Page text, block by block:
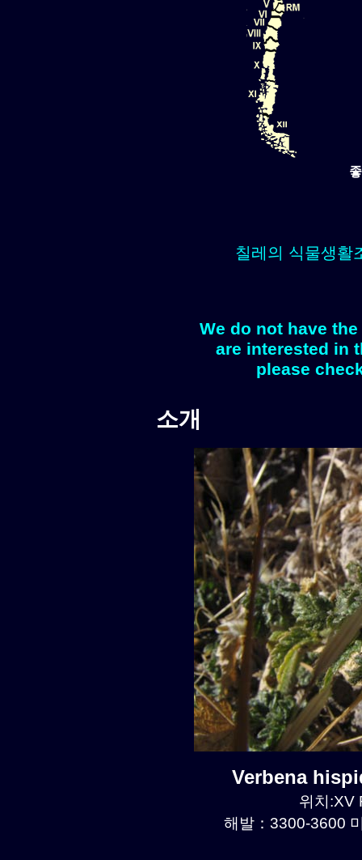
칠레의 식물생활
We do not have
are interested in
please
소개
Verbena
위치:XV
해발：3300-3600